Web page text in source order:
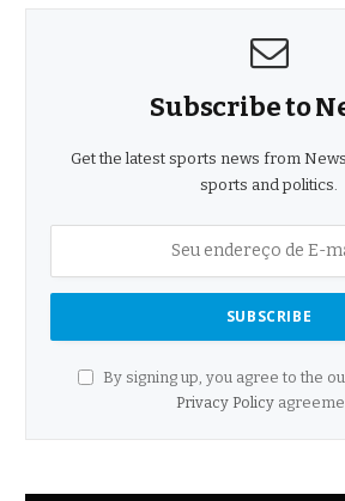
Subscribe to
Get the latest sports news from
sports and politics.
By signing up, you agree to the
Privacy Policy